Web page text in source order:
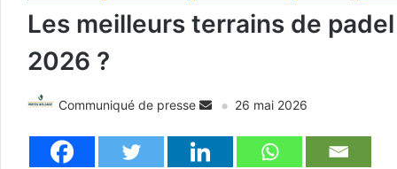
Les meilleurs terrains de
2026 ?
Communiqué de presse 26 mai 2026